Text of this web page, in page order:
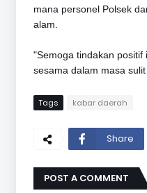
mana personel Polsek
alam.
"Semoga tindakan
sesama dalam masa
Tags kabar daerah
Share
POST A COMMENT